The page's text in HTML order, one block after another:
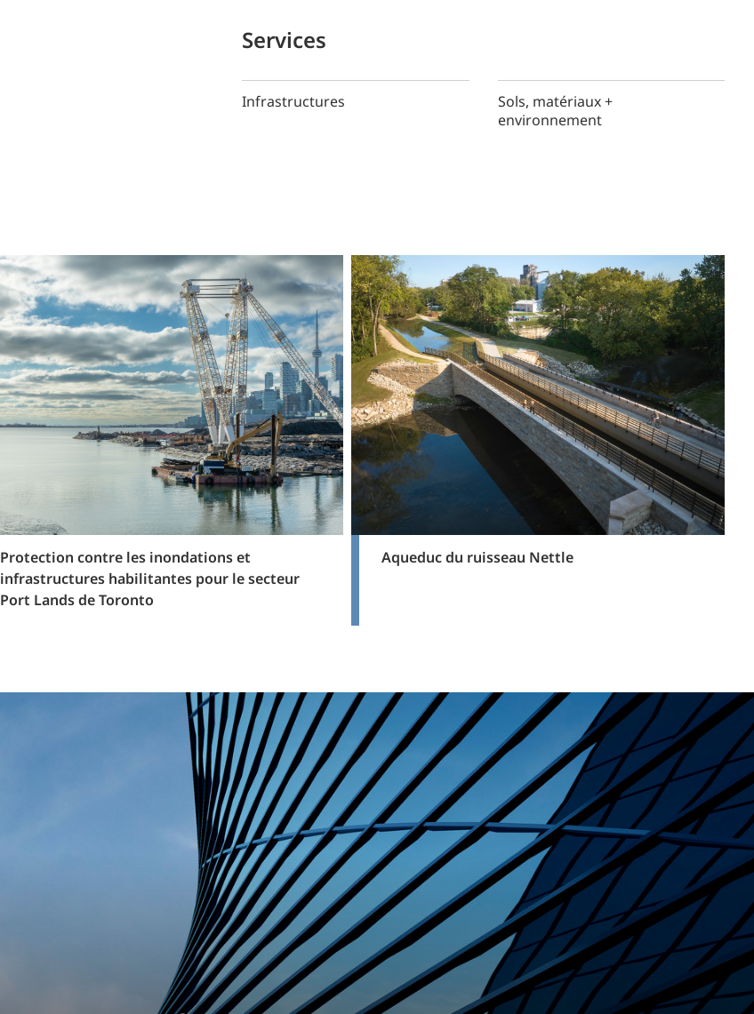
Services
Infrastructures
Sols, matériaux +
environnement
Protection contre les inondations et
infrastructures habilitantes pour le secteur
Port Lands de Toronto
Aqueduc du ruisseau Nettle